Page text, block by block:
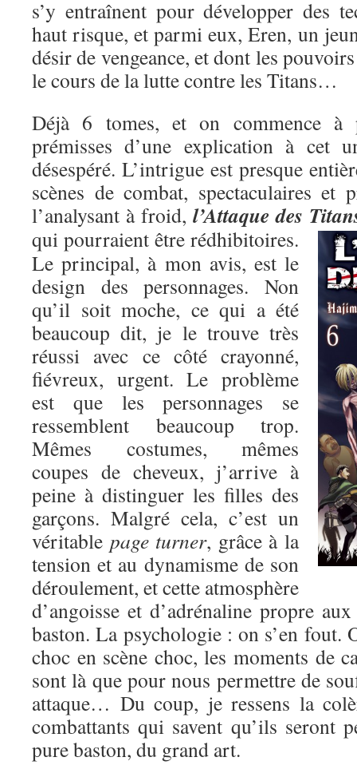
s’y entraînent pour développer des
haut risque, et parmi eux, Eren, un
désir de vengeance, et dont les
le cours de la lutte contre les Titans…
Déjà 6 tomes, et on commence à
prémisses d’une explication à cet
désespéré. L’intrigue est presque
scènes de combat, spectaculaires et
l’analysant à froid, l’Attaque des
qui pourraient être rédhibitoires.
Le principal, à mon avis, est le
design des personnages. Non
qu’il soit moche, ce qui a été
beaucoup dit, je le trouve très
réussi avec ce côté crayonné,
fiévreux, urgent. Le problème
est que les personnages se
ressemblent beaucoup trop.
Mêmes costumes, mêmes
coupes de cheveux, j’arrive à
peine à distinguer les filles des
garçons. Malgré cela, c’est un
véritable page turner, grâce à la
tension et au dynamisme de son
déroulement, et cette atmosphère
d’angoisse et d’adrénaline propre
baston. La psychologie : on s’en fout.
choc en scène choc, les moments de
sont là que pour nous permettre de
attaque… Du coup, je ressens la
combattants qui savent qu’ils seront
pure baston, du grand art.